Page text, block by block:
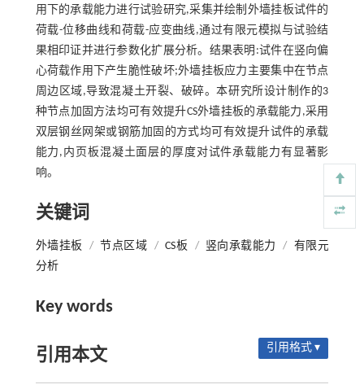
用下的承载能力进行试验研究,采集并绘制外墙挂板试件的
荷载-位移曲线和荷载-应变曲线,通过有限元模拟与试验结
果相印证并进行参数化扩展分析。结果表明:试件在竖向偏
心荷载作用下产生脆性破坏;外墙挂板应力主要集中在节点
周边区域,导致混凝土开裂、破碎。本研究所设计制作的3
种节点加固方法均可有效提升CS外墙挂板的承载能力,采用
双层钢丝网架或钢筋加固的方式均可有效提升试件的承载
能力,内页板混凝土面层的厚度对试件承载能力有显著影
响。
关键词
外墙挂板 / 节点区域 / CS板 / 竖向承载能力 / 有限元
分析
Key words
引用本文 引用格式 ▾